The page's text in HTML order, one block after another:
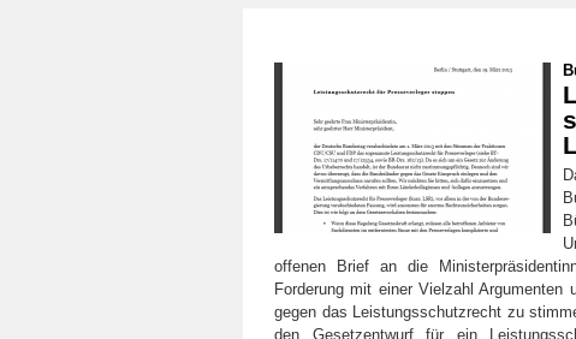
offenen Brief an die
Forderung mit einer Vielzahl
gegen das Leistungsschutzrecht zu
den Gesetzentwurf für ein